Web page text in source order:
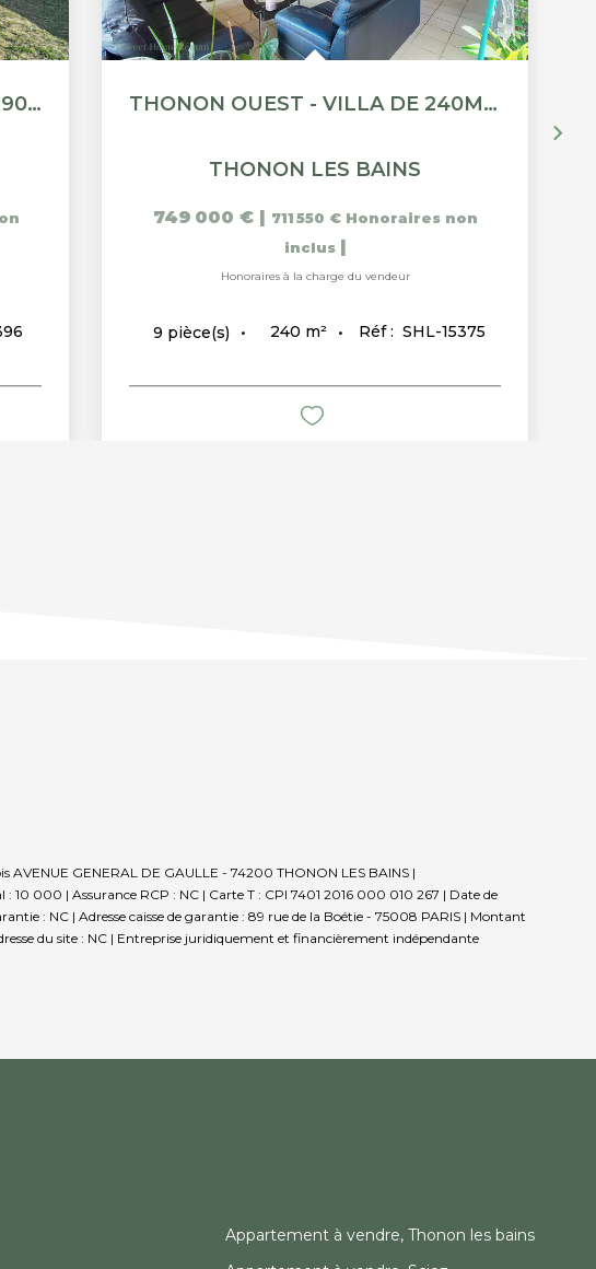
MAISON DOUVAINE 8 PIÈCE(S) 190 M2 THONON OUEST - VILLA DE 240M² - 6 CHAMBRES
THONON LES BAINS
749 000 € | 711 550 € Honoraires non
inclus |
Honoraires à la charge du vendeur
9 pièce(s) 240 m² Réf : SHL-15375
AVENUE GENERAL DE GAULLE - 74200 THONON LES BAINS |
: 10 000 | Assurance RCP : NC | Carte T : CPI 7401 2016 000 010 267 | Date de
: NC | Adresse caisse de garantie : 89 rue de la Boétie - 75008 PARIS | Montant
du site : NC | Entreprise juridiquement et financièrement indépendante
Appartement à vendre, Thonon les bains